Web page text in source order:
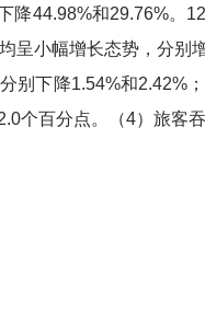
降44.98%和29.76%。 12
呈小幅增长态势，分别
别下降1.54%和2.42%
个百分点。（4）旅客